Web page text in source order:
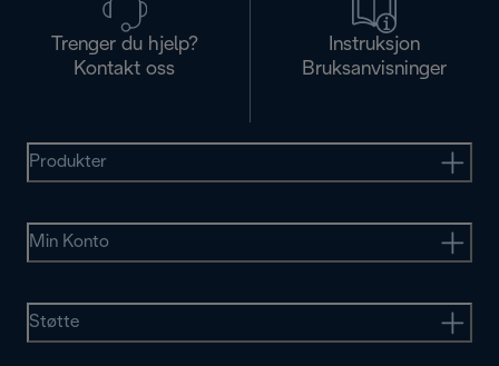
Trenger du hjelp?
Kontakt oss
Instruksjon
Bruksanvisninger
Produkter
Min Konto
Støtte